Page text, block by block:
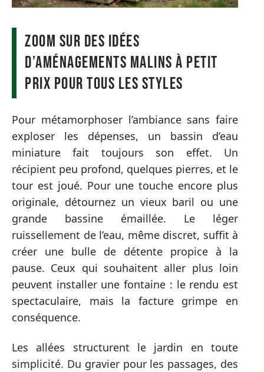
Zoom sur des idées
d’aménagements malins à petit
prix pour tous les styles
Pour métamorphoser l’ambiance sans faire
exploser les dépenses, un bassin d’eau
miniature fait toujours son effet. Un
récipient peu profond, quelques pierres, et le
tour est joué. Pour une touche encore plus
originale, détournez un vieux baril ou une
grande bassine émaillée. Le léger
ruissellement de l’eau, même discret, suffit à
créer une bulle de détente propice à la
pause. Ceux qui souhaitent aller plus loin
peuvent installer une fontaine : le rendu est
spectaculaire, mais la facture grimpe en
conséquence.
Les allées structurent le jardin en toute
simplicité. Du gravier pour les passages, des